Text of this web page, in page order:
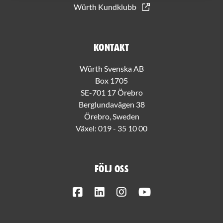
Würth Kundklubb
Kontakt
Würth Svenska AB
Box 1705
SE-701 17 Örebro
Berglundavägen 38
Örebro, Sweden
Växel: 019 - 35 10 00
Följ oss
FacebookLinkedInInstagram